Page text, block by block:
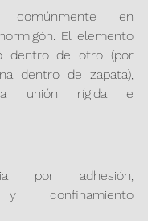
comúnmente en
El elemento
dentro de otro (por
dentro de zapata),
unión rígida e
por adhesión,
confinamiento